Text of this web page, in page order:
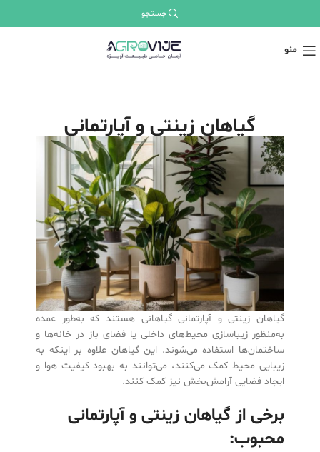
جستجو
منو
گیاهان زینتی و آپارتمانی
گیاهان زینتی و آپارتمانی گیاهانی هستند که به‌طور عمده
به‌منظور زیباسازی محیط‌های داخلی یا فضای باز در خانه‌ها و
ساختمان‌ها استفاده می‌شوند. این گیاهان علاوه بر اینکه به
زیبایی محیط کمک می‌کنند، می‌توانند به بهبود کیفیت هوا و
ایجاد فضایی آرامش‌بخش نیز کمک کنند.
برخی از گیاهان زینتی و آپارتمانی
محبوب: